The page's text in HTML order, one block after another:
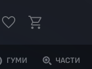
ГУМИ ЧАСТИ